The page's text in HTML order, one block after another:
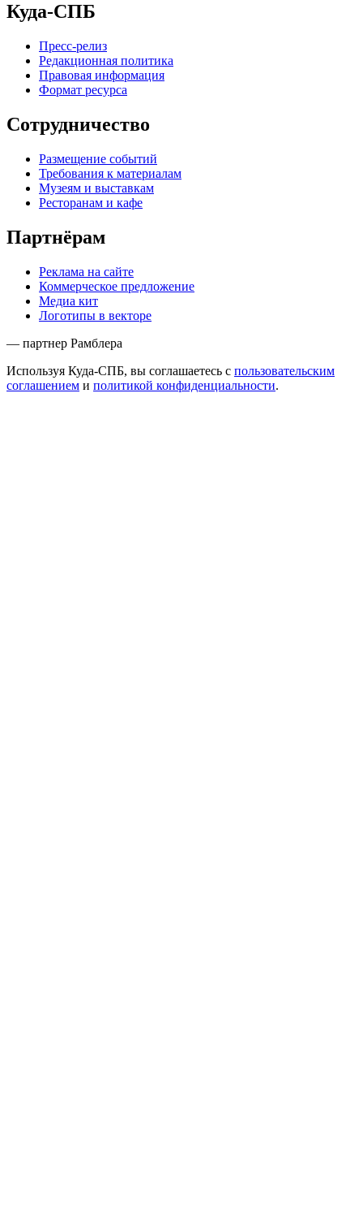
Куда-СПБ
Пресс-релиз
Редакционная политика
Правовая информация
Формат ресурса
Сотрудничество
Размещение событий
Требования к материалам
Музеям и выставкам
Ресторанам и кафе
Партнёрам
Реклама на сайте
Коммерческое предложение
Медиа кит
Логотипы в векторе
— партнер Рамблера
Используя Куда-СПБ, вы соглашаетесь с пользовательским
соглашением и политикой конфиденциальности.